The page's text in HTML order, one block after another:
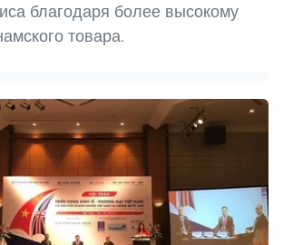
благодаря более высокому
товара.